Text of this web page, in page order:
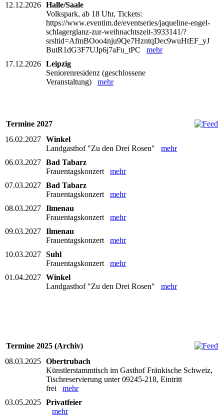
12.12.2026 Halle/Saale
Volkspark, ab 18 Uhr, Tickets:
https://www.eventim.de/eventseries/jaqueline-engel-
schlagerglanz-zur-weihnachtszeit-3933141/?
srsltid=AfmBOoo4nju9Qe7HzntqDec9wuHtEF_yJ
ButR1dG3F7UJp6j7aFu_tPC mehr
17.12.2026 Leipzig
Seniorenresidenz (geschlossene
Veranstaltung) mehr
Termine 2027
16.02.2027 Winkel
Landgasthof "Zu den Drei Rosen" mehr
06.03.2027 Bad Tabarz
Frauentagskonzert mehr
07.03.2027 Bad Tabarz
Frauentagskonzert mehr
08.03.2027 Ilmenau
Frauentagskonzert mehr
09.03.2027 Ilmenau
Frauentagskonzert mehr
10.03.2027 Suhl
Frauentagskonzert mehr
01.04.2027 Winkel
Landgasthof "Zu den Drei Rosen" mehr
Termine 2025 (Archiv)
08.03.2025 Obertrubach
Künstlerstammtisch im Gasthof Fränkische Schweiz,
Tischreservierung unter 09245-218, Eintritt
frei mehr
03.05.2025 Privatfeier
mehr